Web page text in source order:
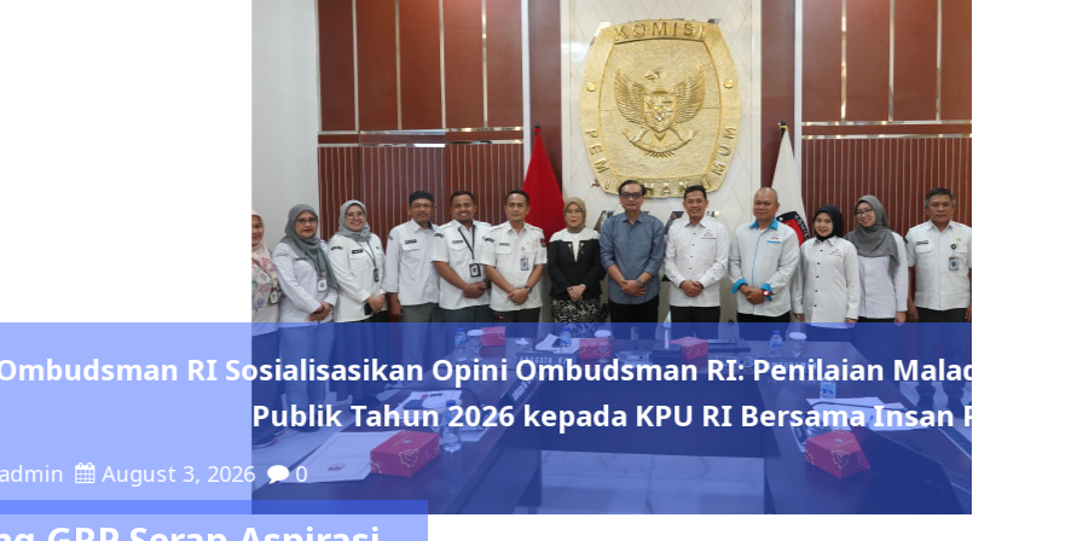
Opini Ombudsman RI: Penilaian Maladministrasi Pelayanan
Tahun 2026 kepada KPU RI Bersama Insan Pers